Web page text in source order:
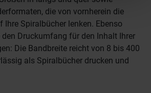
die von vornherein die
Spiralbücher lenken. Ebenso
Druckumfang für den Inhalt Ihrer
Die Bandbreite reicht von 8 bis 400
als Spiralbücher drucken und